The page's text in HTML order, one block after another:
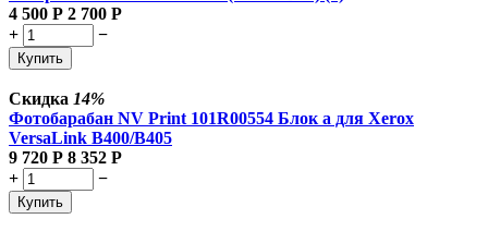
4 500 Р 2 700 Р
+
−
Купить
Скидка 14%
Фотобарабан NV Print 101R00554 Блок а для Xerox
VersaLink B400/B405
9 720 Р 8 352 Р
+
−
Купить